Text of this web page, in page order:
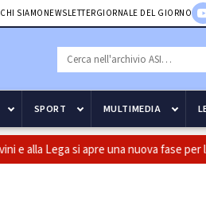
CHI SIAMO NEWSLETTERGIORNALE DEL GIORNO
SPORT MULTIMEDIA
si apre una nuova fase per la Sicilia